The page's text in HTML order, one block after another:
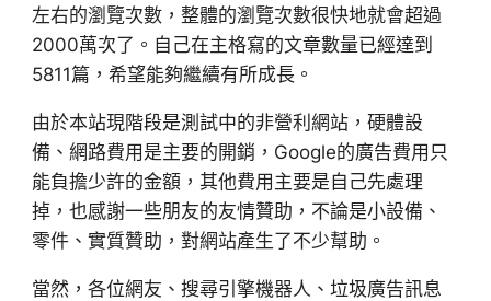
左右的瀏覽次數，整體的瀏覽次數很快地就會超過
2000萬次了。自己在主格寫的文章數量已經達到
5811篇，希望能夠繼續有所成長。
由於本站現階段是測試中的非營利網站，硬體設
備、網路費用是主要的開銷，Google的廣告費用只
能負擔少許的金額，其他費用主要是自己先處理
掉，也感謝一些朋友的友情贊助，不論是小設備、
零件、實質贊助，對網站產生了不少幫助。
當然，各位網友、搜尋引擎機器人、垃圾廣告訊息